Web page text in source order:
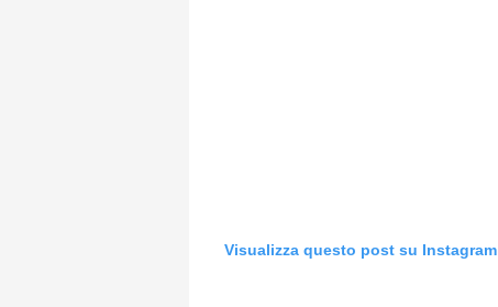
Visualizza questo post su Instagram